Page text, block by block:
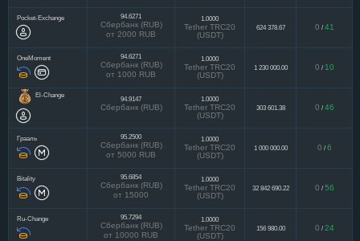
Pocket-Exchange 94.6271
Сбербанк (RUB)
от 2000 RUB
1.0000
Tether TRC20
(USDT)
624 378.67 0 / 41
OneMoment 94.6271
Сбербанк (RUB)
от 1000 RUB
1.0000
Tether TRC20
(USDT)
1 230 000.00 0 / 10
El-Change 94.9147
Сбербанк (RUB)
1.0000
Tether TRC20
(USDT)
303 601.38 0 / 46
Грааль 95.2500
Сбербанк (RUB)
от 5000 RUB
1.0000
Tether TRC20
(USDT)
1 000 000.00 0 / 6
Bitality 95.6854
Сбербанк (RUB)
от 15000
1.0000
Tether TRC20
(USDT)
32 842 690.22 0 / 56
Ru-Change 95.7294
Сбербанк (RUB)
от 10000 RUB
1.0000
Tether TRC20
(USDT)
156 980.00 0 / 24